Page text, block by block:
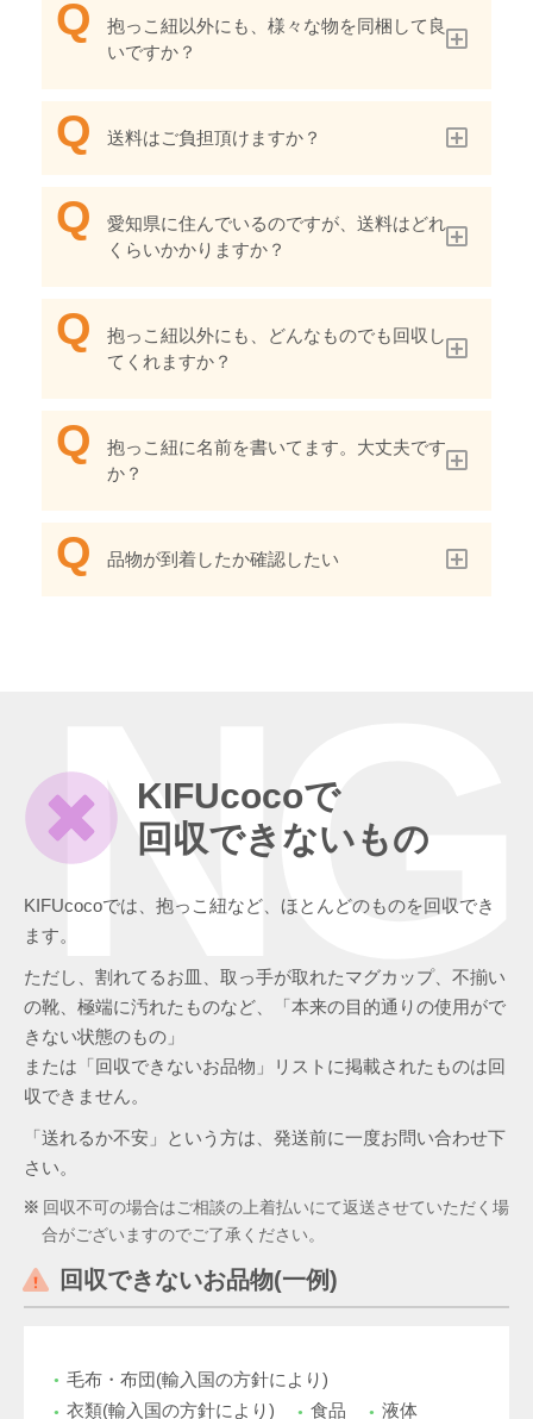
抱っこ紐以外にも、様々な物を同梱して良
いですか？
送料はご負担頂けますか？
愛知県に住んでいるのですが、送料はどれ
くらいかかりますか？
抱っこ紐以外にも、どんなものでも回収し
てくれますか？
抱っこ紐に名前を書いてます。大丈夫です
か？
品物が到着したか確認したい
KIFUcocoで
回収できないもの
KIFUcocoでは、抱っこ紐など、ほとんどのものを回収でき
ます。
ただし、割れてるお皿、取っ手が取れたマグカップ、不揃い
の靴、極端に汚れたものなど、「本来の目的通りの使用がで
きない状態のもの」
または「回収できないお品物」リストに掲載されたものは回
収できません。
「送れるか不安」という方は、発送前に一度お問い合わせ下
さい。
回収不可の場合はご相談の上着払いにて返送させていただく場
合がございますのでご了承ください。
回収できないお品物(一例)
毛布・布団(輸入国の方針により)
衣類(輸入国の方針により)
食品 液体
NG